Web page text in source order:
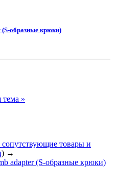
образные крюки)
»
сопутствующие товары и
) →
adapter (S-образные крюки)